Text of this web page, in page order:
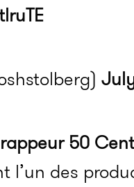
50 Cent
l’un des